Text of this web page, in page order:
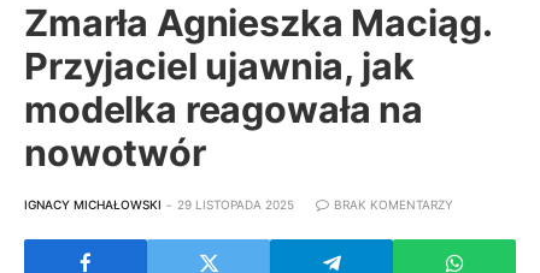
Zmarła Agnieszka Maciąg.
Przyjaciel ujawnia, jak
modelka reagowała na
nowotwór
IGNACY MICHAŁOWSKI 29 LISTOPADA 2025 BRAK KOMENTARZY